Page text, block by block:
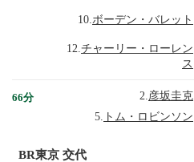
10.ボーデン・バレット
12. チャーリー・ローレン
ス
66分 2. 彦坂圭克
5. トム・ロビンソン
BR東京 交代